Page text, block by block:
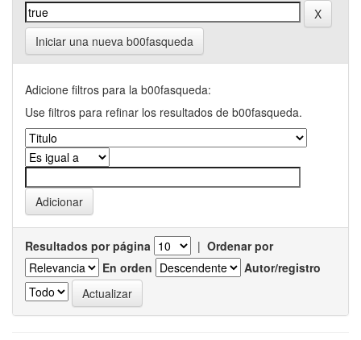
Iniciar una nueva b00fasqueda
Adicione filtros para la b00fasqueda:
Use filtros para refinar los resultados de b00fasqueda.
Resultados por página | Ordenar por
En orden
Autor/registro